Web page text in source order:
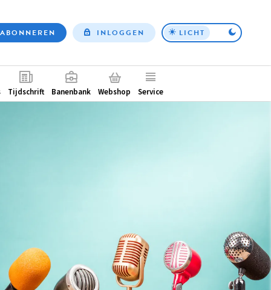
Top
ABONNEREN INLOGGEN LICHT
Tijdschrift Banenbank Webshop Service